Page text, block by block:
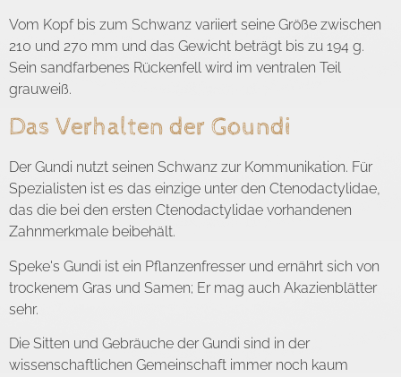
Vom Kopf bis zum Schwanz variiert seine Größe zwischen
210 und 270 mm und das Gewicht beträgt bis zu 194 g.
Sein sandfarbenes Rückenfell wird im ventralen Teil
grauweiß.
Das Verhalten der Goundi
Der Gundi nutzt seinen Schwanz zur Kommunikation. Für
Spezialisten ist es das einzige unter den Ctenodactylidae,
das die bei den ersten Ctenodactylidae vorhandenen
Zahnmerkmale beibehält.
Speke's Gundi ist ein Pflanzenfresser und ernährt sich von
trockenem Gras und Samen; Er mag auch Akazienblätter
sehr.
Die Sitten und Gebräuche der Gundi sind in der
wissenschaftlichen Gemeinschaft immer noch kaum